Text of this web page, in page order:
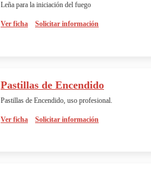
Leña para la iniciación del fuego
Ver ficha Solicitar información
Pastillas de Encendido
Pastillas de Encendido, uso profesional.
Ver ficha Solicitar información